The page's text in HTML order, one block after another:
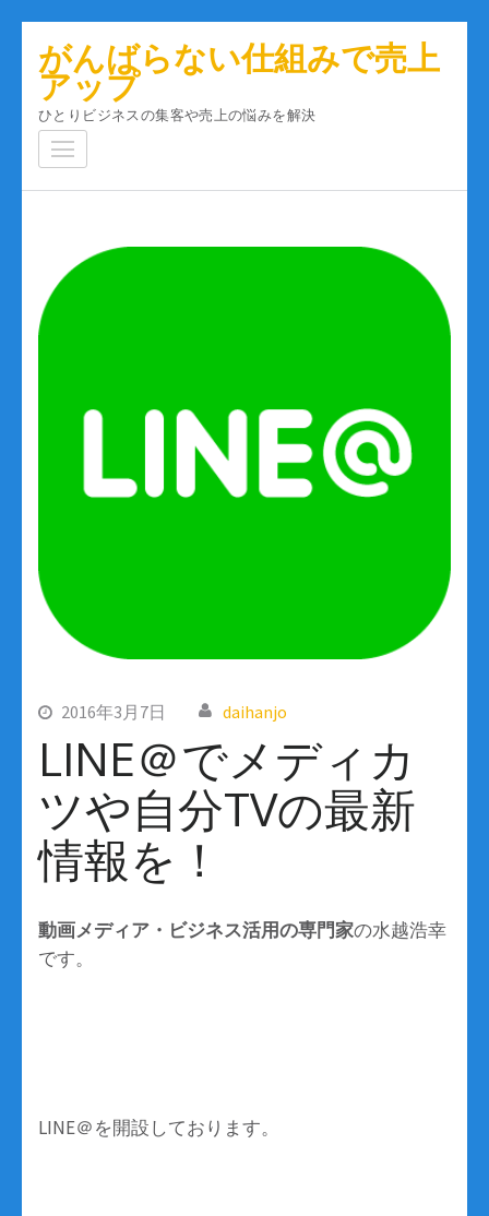
ン
(Enter
がんばらない仕組みで売上
アップ
ひとりビジネスの集客や売上の悩みを解決
2016年3月7日 daihanjo
LINE＠でメディカ
ツや自分TVの最新
情報を！
動画メディア・ビジネス活用の専門家の水越浩幸
です。
LINE＠を開設しております。